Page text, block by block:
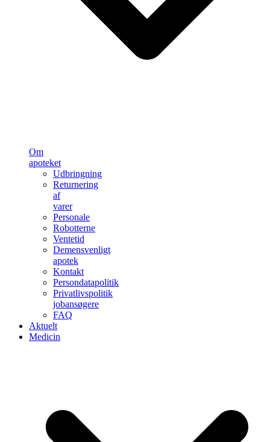
Om
apoteket
Udbringning
Returnering
af
varer
Personale
Robotterne
Ventetid
Demensvenligt
apotek
Kontakt
Persondatapolitik
Privatlivspolitik
jobansøgere
FAQ
Aktuelt
Medicin